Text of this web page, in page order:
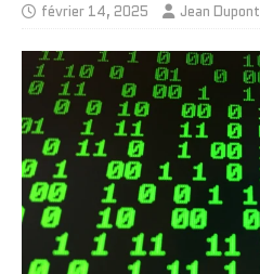
février 14, 2025 Jean Dupont